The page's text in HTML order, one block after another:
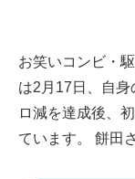
お笑いコンビ・
は2月17日、自
ロ減を達成後、
ています。 餅田